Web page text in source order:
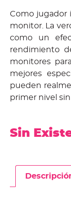
Como jugador
monitor. La
como un
rendimiento
monitores
mejores
pueden
primer nivel
Sin